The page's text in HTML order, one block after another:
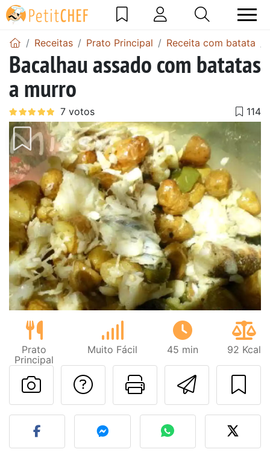
Receitas Prato Principal Receita com batata
Bacalhau assado com batatas
a murro
Prato
Principal
Muito Fácil 45 min 92 Kcal
Imprima
Falar com o autor
Fez esta receita?